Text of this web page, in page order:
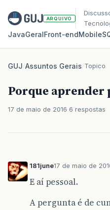
ARQUIVO
JavaGeralFront‑endMobile
GUJ/Assuntos Gerais/Topico
Porque aprender
17 de maio de 2016 6 respostas
181june17 de maio de
E aí pessoal.
A pergunta é de